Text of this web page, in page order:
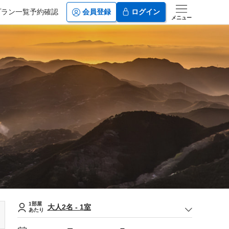
ン一覧予約確認 会員登録 ログイン
メニュー
1部屋
あたり
大人2名 - 1室